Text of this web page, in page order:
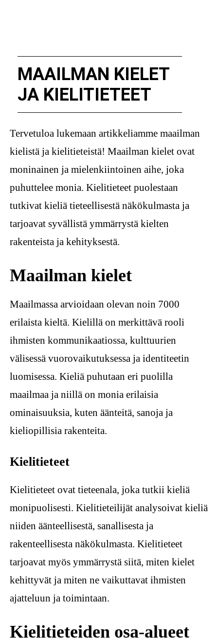
MAAILMAN KIELET
JA KIELITIETEET
Tervetuloa lukemaan artikkeliamme maailman
kielistä ja kielitieteistä! Maailman kielet ovat
moninainen ja mielenkiintoinen aihe, joka
puhuttelee monia. Kielitieteet puolestaan
tutkivat kieliä tieteellisestä näkökulmasta ja
tarjoavat syvällistä ymmärrystä kielten
rakenteista ja kehityksestä.
Maailman kielet
Maailmassa arvioidaan olevan noin 7000
erilaista kieltä. Kielillä on merkittävä rooli
ihmisten kommunikaatiossa, kulttuurien
välisessä vuorovaikutuksessa ja identiteetin
luomisessa. Kieliä puhutaan eri puolilla
maailmaa ja niillä on monia erilaisia
ominaisuuksia, kuten äänteitä, sanoja ja
kieliopillisia rakenteita.
Kielitieteet
Kielitieteet ovat tieteenala, joka tutkii kieliä
monipuolisesti. Kielitieteilijät analysoivat kieliä
niiden äänteellisestä, sanallisesta ja
rakenteellisesta näkökulmasta. Kielitieteet
tarjoavat myös ymmärrystä siitä, miten kielet
kehittyvät ja miten ne vaikuttavat ihmisten
ajatteluun ja toimintaan.
Kielitieteiden osa-alueet